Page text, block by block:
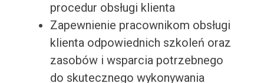
procedur obsługi klienta
Zapewnienie pracownikom obsługi
klienta odpowiednich szkoleń oraz
zasobów i wsparcia potrzebnego
do skutecznego wykonywania